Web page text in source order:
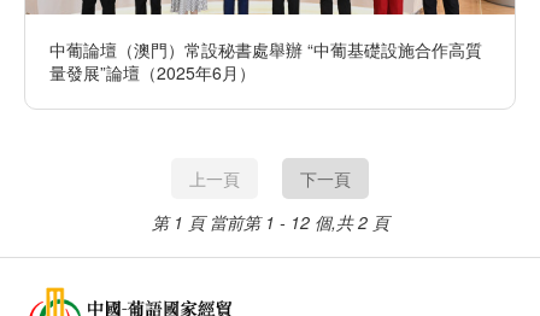
中葡論壇（澳門）常設秘書處舉辦 “中葡基礎設施合作高質
量發展”論壇（2025年6月）
上一頁
下一頁
第 1 頁 當前第 1 - 12 個,共 2 頁